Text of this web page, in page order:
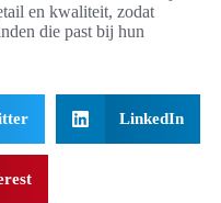
en kwaliteit, zodat
die past bij hun
LinkedIn